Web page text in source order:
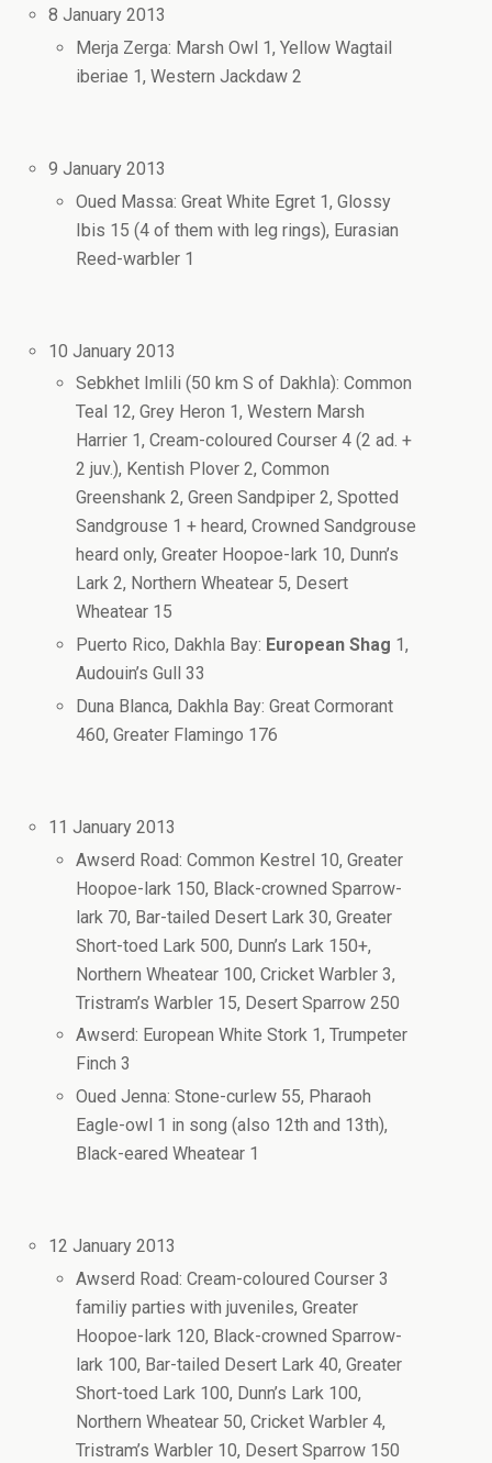
8 January 2013
Merja Zerga: Marsh Owl 1, Yellow Wagtail
iberiae 1, Western Jackdaw 2
9 January 2013
Oued Massa: Great White Egret 1, Glossy
Ibis 15 (4 of them with leg rings), Eurasian
Reed-warbler 1
10 January 2013
Sebkhet Imlili (50 km S of Dakhla): Common
Teal 12, Grey Heron 1, Western Marsh
Harrier 1, Cream-coloured Courser 4 (2 ad. +
2 juv.), Kentish Plover 2, Common
Greenshank 2, Green Sandpiper 2, Spotted
Sandgrouse 1 + heard, Crowned Sandgrouse
heard only, Greater Hoopoe-lark 10, Dunn’s
Lark 2, Northern Wheatear 5, Desert
Wheatear 15
Puerto Rico, Dakhla Bay: European Shag 1,
Audouin’s Gull 33
Duna Blanca, Dakhla Bay: Great Cormorant
460, Greater Flamingo 176
11 January 2013
Awserd Road: Common Kestrel 10, Greater
Hoopoe-lark 150, Black-crowned Sparrow-
lark 70, Bar-tailed Desert Lark 30, Greater
Short-toed Lark 500, Dunn’s Lark 150+,
Northern Wheatear 100, Cricket Warbler 3,
Tristram’s Warbler 15, Desert Sparrow 250
Awserd: European White Stork 1, Trumpeter
Finch 3
Oued Jenna: Stone-curlew 55, Pharaoh
Eagle-owl 1 in song (also 12th and 13th),
Black-eared Wheatear 1
12 January 2013
Awserd Road: Cream-coloured Courser 3
familiy parties with juveniles, Greater
Hoopoe-lark 120, Black-crowned Sparrow-
lark 100, Bar-tailed Desert Lark 40, Greater
Short-toed Lark 100, Dunn’s Lark 100,
Northern Wheatear 50, Cricket Warbler 4,
Tristram’s Warbler 10, Desert Sparrow 150